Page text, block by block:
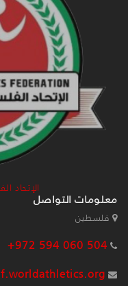
الإتحاد
معلومات التواصل
فلسطين
+972 594 060 504